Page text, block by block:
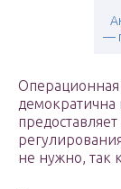
—
не нужно, так